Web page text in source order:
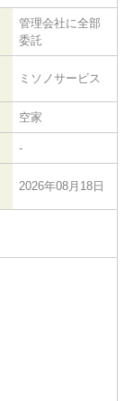
管理会社に全部
委託
ミソノサービス
空家
-
2026年08月18日